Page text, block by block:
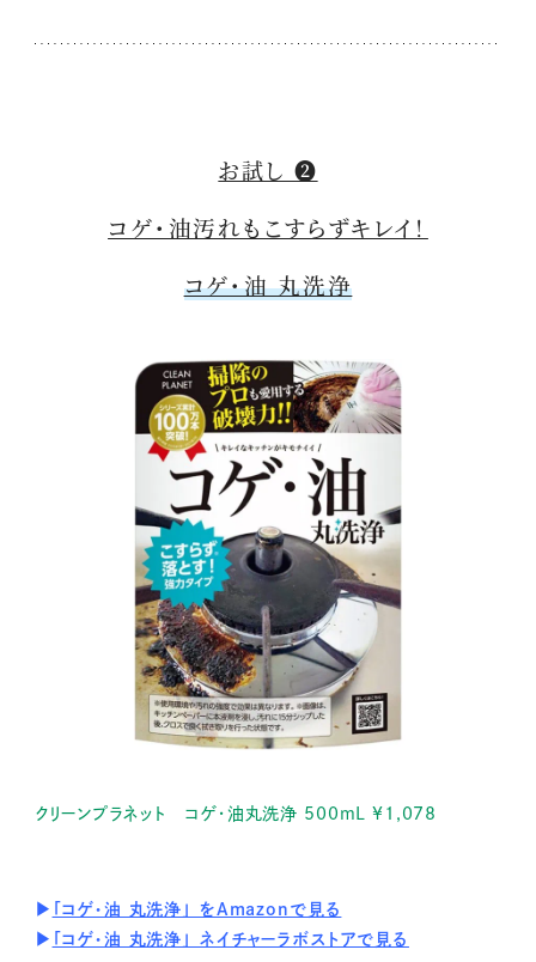
お試し ❷
コゲ・油汚れもこすらずキレイ！
コゲ・油 丸洗浄
クリーンプラネット コゲ・油丸洗浄 500mL ¥1,078
▶ 「コゲ・油 丸洗浄」 をAmazonで見る
▶ 「コゲ・油 丸洗浄」 ネイチャーラボストアで見る